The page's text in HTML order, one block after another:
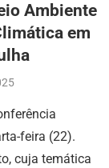
Ambiente
em
feira (22).
cuja temática